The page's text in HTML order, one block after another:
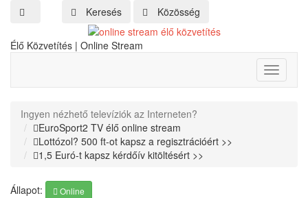
Keresés Közösség
Élő Közvetítés | Online Stream
Toggle
Ingyen nézhető televíziók az Interneten?
EuroSport2 TV élő online stream
Lottózol? 500 ft-ot kapsz a regisztrációért >>
1,5 Euró-t kapsz kérdőív kitöltésért >>
Állapot: Online